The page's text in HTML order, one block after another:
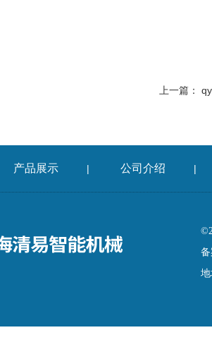
上一篇：
产品展示 | 公司介绍 |
备